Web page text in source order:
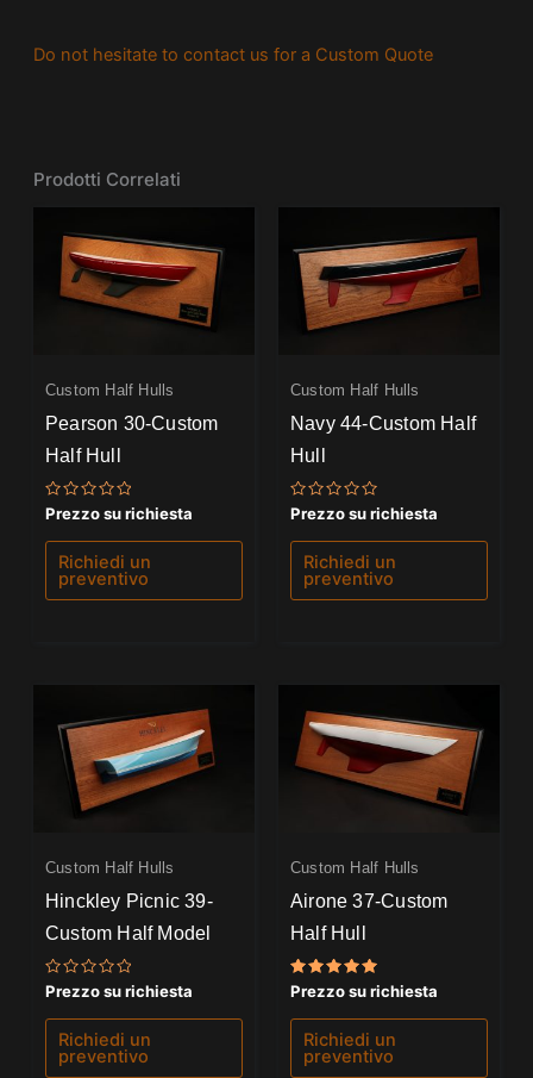
Do not hesitate to contact us for a Custom Quote
Prodotti Correlati
Custom Half Hulls
Pearson 30-Custom
Half Hull
Valutato
0
su
Prezzo su richiesta
Richiedi un
preventivo
Custom Half Hulls
Navy 44-Custom Half
Hull
Valutato
0
su
Prezzo su richiesta
Richiedi un
preventivo
Custom Half Hulls
Hinckley Picnic 39-
Custom Half Model
Valutato
su
Prezzo su richiesta
Richiedi un
preventivo
Custom Half Hulls
Airone 37-Custom
Half Hull
Valutato
su 5
Prezzo su richiesta
Richiedi un
preventivo